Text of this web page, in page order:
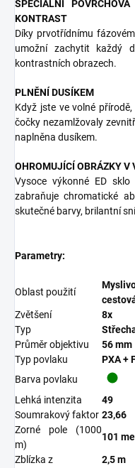
SPECIÁLNÍ
KONTRAST
Díky prvotřídnímu
umožní zachytit každý
kontrastních obrazech.
PLNĚNÍ DUSÍKEM
Když jste ve volné
čočky nezamlžovaly
naplněna dusíkem.
OHROMUJÍCÍ OBRÁZKY V
Vysoce výkonné ED
zabraňuje chromatické
skutečné barvy, brilantní
Parametry:
Oblast použití
Zvětšení
8x
Typ
Průměr objektivu
56 mm
Typ povlaku
PXA +
Barva povlaku
Lehká intenzita
49
Soumrakový faktor 23,66
Zorné pole (1000
m)
101
Zblízka z
2,5 m